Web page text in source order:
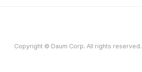
Copyright © Daum Corp. All rights reserved.